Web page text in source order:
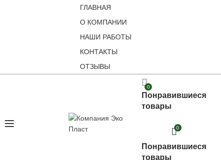
ГЛАВНАЯ
О КОМПАНИИ
НАШИ РАБОТЫ
КОНТАКТЫ
ОТЗЫВЫ
0
Понравившиеся
товары
0
Понравившиеся
товары